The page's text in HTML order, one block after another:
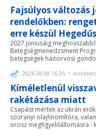
Fajsúlyos változás
rendelőkben:
erre készül
2027 júniusáig
Betegségmenedzsment
betegségek háziorvosi
2026.08.08 16:35 •
Kíméletlenül
rakétázása miatt
Csapást mértek az ukrán
szizranyi olajfinomítóra,
orosz megfigyelőállomásra -